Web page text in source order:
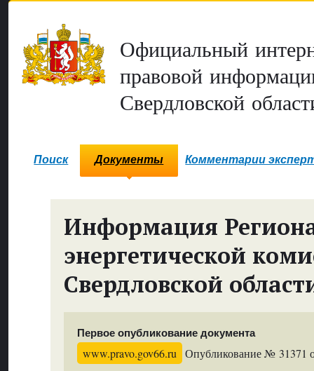
Официальный
правовой
Свердловской
Поиск Документы Комментарии
Информация
энергетической
Свердловской
Первое опубликование документа
www.pravo.gov66.ru Опубликование № 31371